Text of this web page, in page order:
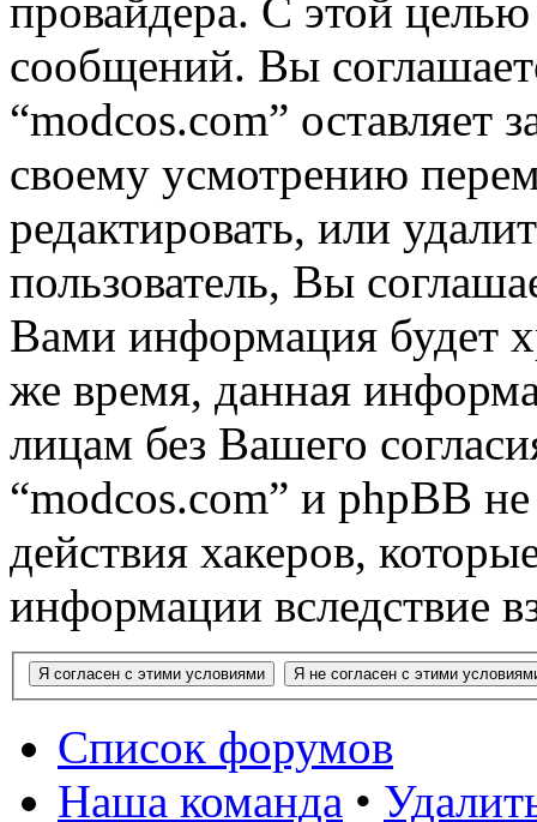
провайдера. С этой
сообщений. Вы
“modcos.com” оставляет
своему усмотрению
редактировать, или
пользователь, Вы
Вами информация будет
же время, данная
лицам без Вашего
“modcos.com” и phpBB не
действия хакеров,
информации вследствие
Список форумов
Наша команда •